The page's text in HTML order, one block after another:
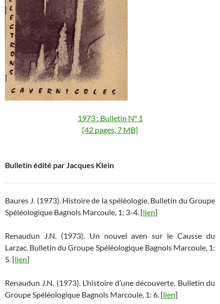
1973 : Bulletin N° 1
[42 pages, 7 MB]
Bulletin édité par Jacques Klein
Baures J. (1973). Histoire de la spéléologie. Bulletin du Groupe
Spéléologique Bagnols Marcoule, 1: 3-4. [lien]
Renaudun J.N. (1973). Un nouvel aven sur le Causse du
Larzac. Bulletin du Groupe Spéléologique Bagnols Marcoule, 1:
5. [lien]
Renaudun J.N. (1973). L’histoire d’une découverte. Bulletin du
Groupe Spéléologique Bagnols Marcoule, 1: 6. [lien]